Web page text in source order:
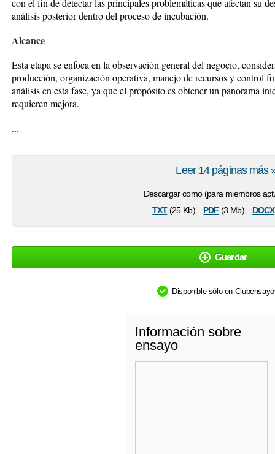
con el fin de detectar las principales problemáticas que afectan su
análisis posterior dentro del proceso de incubación.
Alcance
Esta etapa se enfoca en la observación general del negocio,
producción, organización operativa, manejo de recursos y control
análisis en esta fase, ya que el propósito es obtener un panorama
requieren mejora.
...
Descargar como (para miembros
txt(25 Kb) pdf (3 Mb) docx
Leer 14 páginas más
Guardar
Disponible sólo en
Información sobre
ensayo